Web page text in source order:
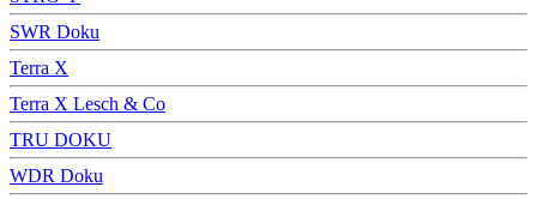
SWR Doku
Terra X
Terra X Lesch & Co
TRU DOKU
WDR Doku